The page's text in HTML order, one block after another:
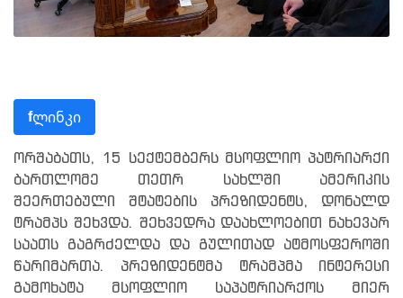
fლინკი
ორშაბათს, 15 სექტემბერს მსოფლიო პატრიარქი
ბართლომე თეთრ სახლში ამერიკის
შეერთებული შტატების პრეზიდენტს, დონალდ
ტრამპს შეხვდა. შეხვედრა დაახლოებით ნახევარ
საათს გაგრძელდა და გულითად ატმოსფეროში
წარიმართა. პრეზიდენტმა ტრამპმა ინტერესი
გამოხატა მსოფლიო საპატრიარქოს მიერ